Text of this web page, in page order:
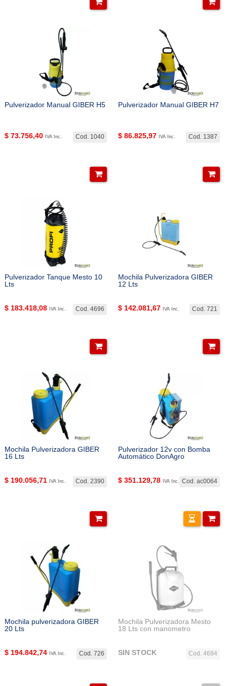
Pulverizador Manual GIBER H5
Cod. 1040
$ 73.756,40 IVA Inc.
Pulverizador Manual GIBER H7
Cod. 1387
$ 86.825,97 IVA Inc.
Pulverizador Tanque Mesto 10
Lts
Cod. 4696
$ 183.418,08 IVA Inc.
Mochila Pulverizadora GIBER
12 Lts
Cod. 721
$ 142.081,67 IVA Inc.
Mochila Pulverizadora GIBER
16 Lts
Cod. 2390
$ 190.056,71 IVA Inc.
Pulverizador 12v con Bomba
Automático DonAgro
Cod. ac0064
$ 351.129,78 IVA Inc.
Mochila pulverizadora GIBER
20 Lts
Cod. 726
$ 194.842,74 IVA Inc.
Mochila Pulverizadora Mesto
18 Lts con manometro
Cod. 4694
SIN STOCK